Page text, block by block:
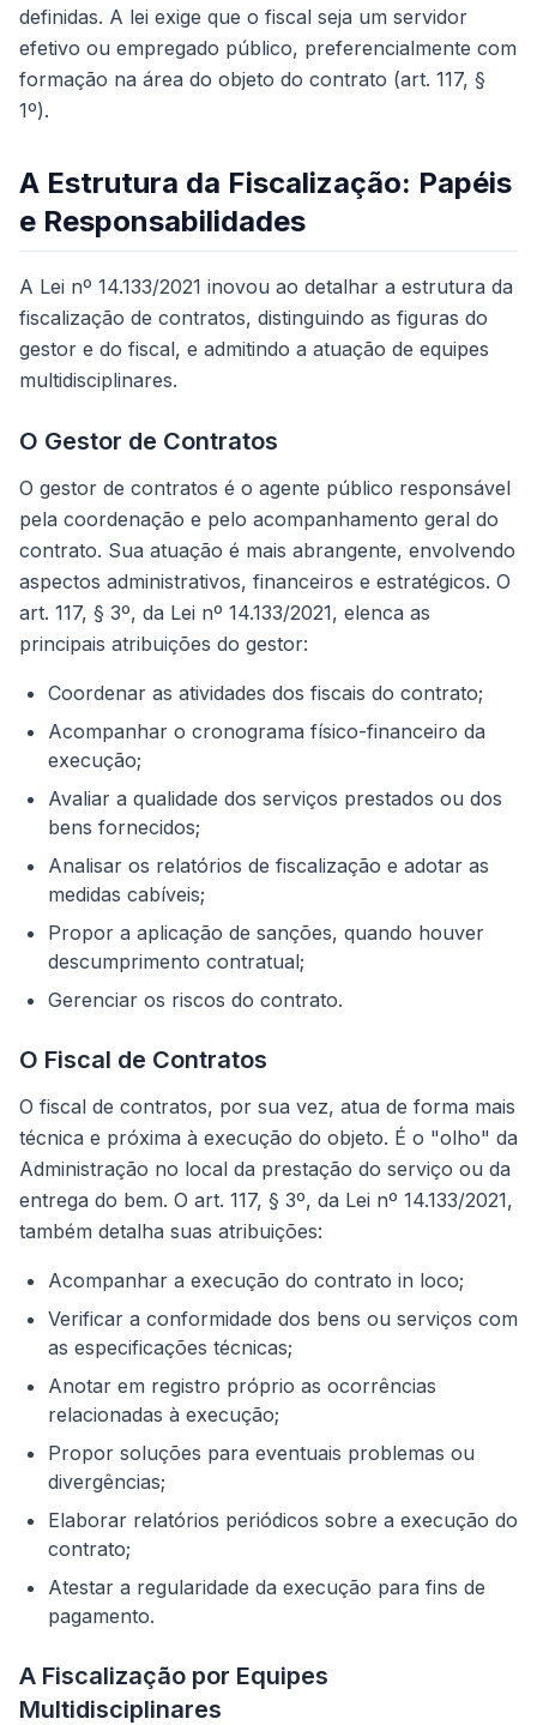
definidas. A lei exige que o fiscal seja um servidor
efetivo ou empregado público, preferencialmente com
formação na área do objeto do contrato (art. 117, §
1º).
A Estrutura da Fiscalização: Papéis
e Responsabilidades
A Lei nº 14.133/2021 inovou ao detalhar a estrutura da
fiscalização de contratos, distinguindo as figuras do
gestor e do fiscal, e admitindo a atuação de equipes
multidisciplinares.
O Gestor de Contratos
O gestor de contratos é o agente público responsável
pela coordenação e pelo acompanhamento geral do
contrato. Sua atuação é mais abrangente, envolvendo
aspectos administrativos, financeiros e estratégicos. O
art. 117, § 3º, da Lei nº 14.133/2021, elenca as
principais atribuições do gestor:
Coordenar as atividades dos fiscais do contrato;
Acompanhar o cronograma físico-financeiro da
execução;
Avaliar a qualidade dos serviços prestados ou dos
bens fornecidos;
Analisar os relatórios de fiscalização e adotar as
medidas cabíveis;
Propor a aplicação de sanções, quando houver
descumprimento contratual;
Gerenciar os riscos do contrato.
O Fiscal de Contratos
O fiscal de contratos, por sua vez, atua de forma mais
técnica e próxima à execução do objeto. É o "olho" da
Administração no local da prestação do serviço ou da
entrega do bem. O art. 117, § 3º, da Lei nº 14.133/2021,
também detalha suas atribuições:
Acompanhar a execução do contrato in loco;
Verificar a conformidade dos bens ou serviços com
as especificações técnicas;
Anotar em registro próprio as ocorrências
relacionadas à execução;
Propor soluções para eventuais problemas ou
divergências;
Elaborar relatórios periódicos sobre a execução do
contrato;
Atestar a regularidade da execução para fins de
pagamento.
A Fiscalização por Equipes
Multidisciplinares